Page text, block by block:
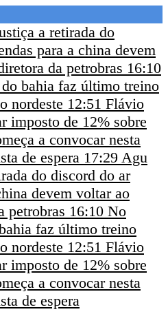
a retirada do
para a china devem
da petrobras 16:10
bahia faz último treino
nordeste 12:51 Flávio
imposto de 12% sobre
a convocar nesta
de espera 17:29 Agu
do discord do ar
devem voltar ao
petrobras 16:10 No
faz último treino
nordeste 12:51 Flávio
imposto de 12% sobre
a convocar nesta
de espera